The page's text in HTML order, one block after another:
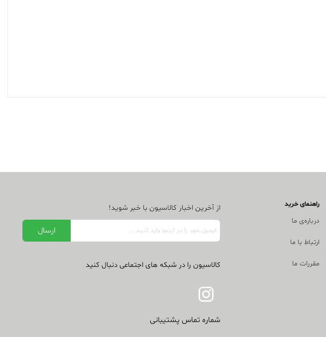
راهنمای خرید
درباره‌ی ما
ارتباط با ما
مقررات ما
از آخرین اخبار کالاسیون با خبر شوید!
کالاسیون را در شبکه های اجتماعی دنبال کنید
شماره تماس پشتیبانی